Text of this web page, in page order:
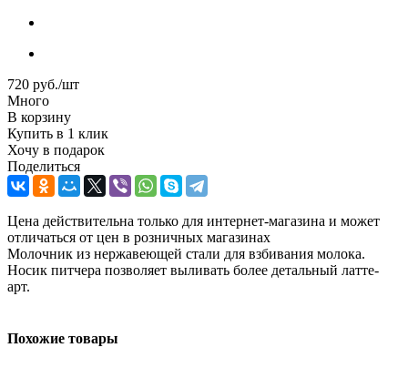
720 руб./шт
Много
В корзину
Купить в 1 клик
Хочу в подарок
Поделиться
Цена действительна только для интернет-магазина и может
отличаться от цен в розничных магазинах
Молочник из нержавеющей стали для взбивания молока.
Носик питчера позволяет выливать более детальный латте-
арт.
Похожие товары